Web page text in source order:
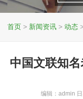
首页 > 新闻资讯 > 动态
中国文联知
编辑：admin